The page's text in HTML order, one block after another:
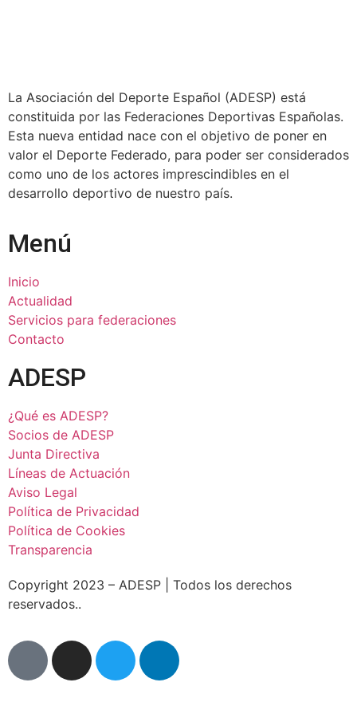
La Asociación del Deporte Español (ADESP) está
constituida por las Federaciones Deportivas Españolas.
Esta nueva entidad nace con el objetivo de poner en
valor el Deporte Federado, para poder ser considerados
como uno de los actores imprescindibles en el
desarrollo deportivo de nuestro país.
Menú
Inicio
Actualidad
Servicios para federaciones
Contacto
ADESP
¿Qué es ADESP?
Socios de ADESP
Junta Directiva
Líneas de Actuación
Aviso Legal
Política de Privacidad
Política de Cookies
Transparencia
Copyright 2023 – ADESP | Todos los derechos
reservados..